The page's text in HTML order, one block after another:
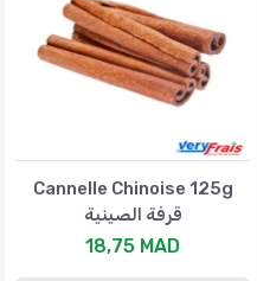
Cannelle Chinoise 125g
قرفة الصينية
18,75 MAD